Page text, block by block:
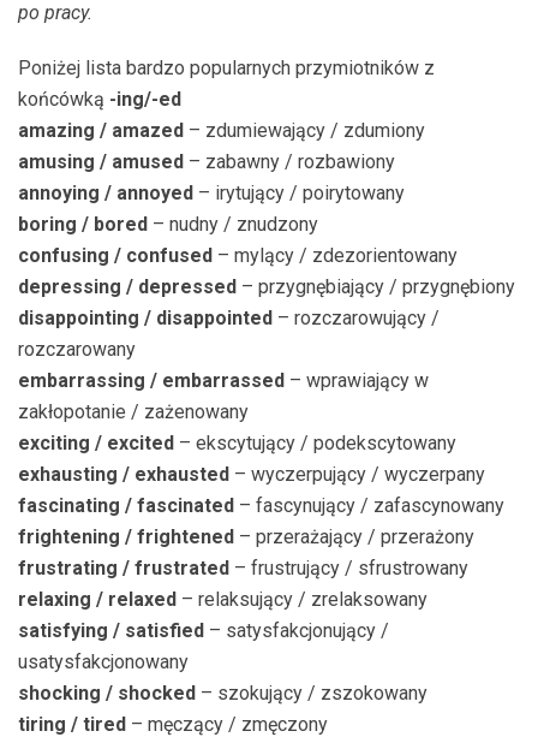
po pracy.
Poniżej lista bardzo popularnych przymiotników z
końcówką -ing/-ed
amazing / amazed – zdumiewający / zdumiony
amusing / amused – zabawny / rozbawiony
annoying / annoyed – irytujący / poirytowany
boring / bored – nudny / znudzony
confusing / confused – mylący / zdezorientowany
depressing / depressed – przygnębiający / przygnębiony
disappointing / disappointed – rozczarowujący /
rozczarowany
embarrassing / embarrassed – wprawiający w
zakłopotanie / zażenowany
exciting / excited – ekscytujący / podekscytowany
exhausting / exhausted – wyczerpujący / wyczerpany
fascinating / fascinated – fascynujący / zafascynowany
frightening / frightened – przerażający / przerażony
frustrating / frustrated – frustrujący / sfrustrowany
relaxing / relaxed – relaksujący / zrelaksowany
satisfying / satisfied – satysfakcjonujący /
usatysfakcjonowany
shocking / shocked – szokujący / zszokowany
tiring / tired – męczący / zmęczony